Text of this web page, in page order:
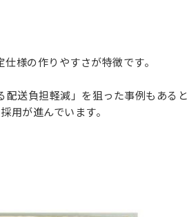
様の作りやすさが特徴です。
送負担軽減」を狙った事例もある
用が進んでいます。